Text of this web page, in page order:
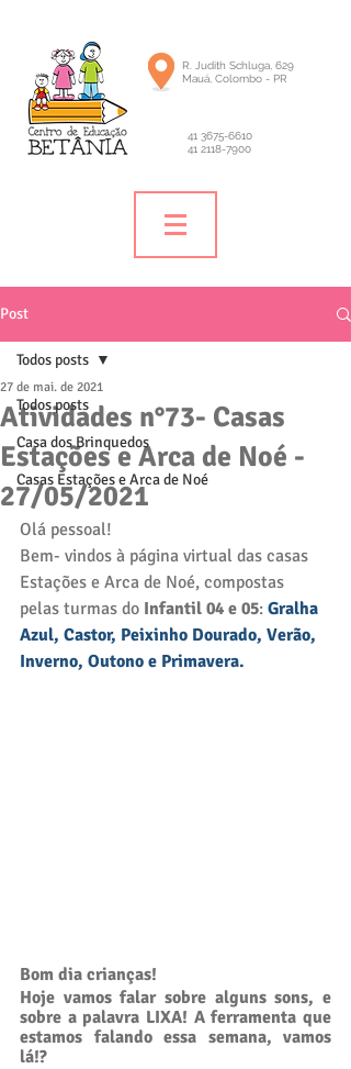
R. Judith Schluga, 629
Mauá, Colombo - PR
41 3675-6610
41 2118-7900
Post
Todos posts
Casa dos Brinquedos
Casas Estações e Arca de Noé
Todos posts
Atividades n°73- Casas
Estações e Arca de Noé -
27/05/2021
27 de mai. de 2021
Olá pessoal!
Bem- vindos à página virtual das casas
Estações e Arca de Noé, compostas
pelas turmas do Infantil 04 e 05: Gralha
Azul, Castor, Peixinho Dourado, Verão,
Inverno, Outono e Primavera.
Bom dia crianças!
Hoje vamos falar sobre alguns sons, e
sobre a palavra LIXA! A ferramenta que
estamos falando essa semana, vamos
lá!?